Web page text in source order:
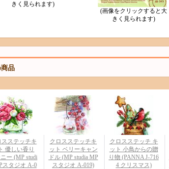
きく見られます)
(画像をクリックすると大
きく見られます)
品
スステッチキ
優しい香り
ー (MP studi
スタジオ A-0
クロスステッチキ
ット ベリーキャン
ドル (MP studia MP
スタジオ A-019)
クロスステッチ キ
ット 小鳥からの贈
り物 (PANNA J-716
4 クリスマス)